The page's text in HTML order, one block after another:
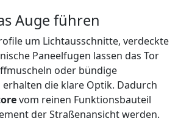
Auge führen
um Lichtausschnitte, verdeckte
Paneelfugen lassen das Tor
oder bündige
die klare Optik. Dadurch
vom reinen Funktionsbauteil
der Straßenansicht werden.